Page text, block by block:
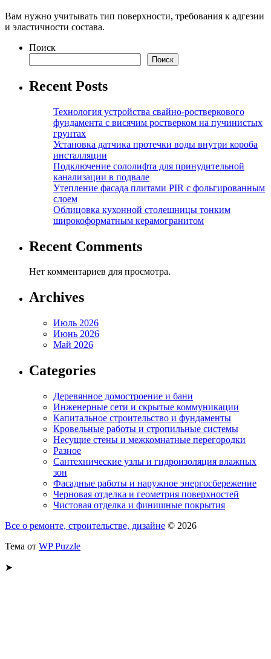
Вам нужно учитывать тип поверхности, требования к адгезии
и эластичности состава.
Поиск
Поиск
Recent Posts
Технология устройства свайно-ростверкового
фундамента с висячим ростверком на пучинистых
грунтах
Установка датчика протечки воды внутри короба
инсталляции
Подключение сололифта для принудительной
канализации в подвале
Утепление фасада плитами PIR с фольгированным
слоем
Облицовка кухонной столешницы тонким
широкоформатным керамогранитом
Recent Comments
Нет комментариев для просмотра.
Archives
Июль 2026
Июнь 2026
Май 2026
Categories
Деревянное домостроение и бани
Инженерные сети и скрытые коммуникации
Капитальное строительство и фундаменты
Кровельные работы и стропильные системы
Несущие стены и межкомнатные перегородки
Разное
Сантехнические узлы и гидроизоляция влажных
зон
Фасадные работы и наружное энергосбережение
Черновая отделка и геометрия поверхностей
Чистовая отделка и финишные покрытия
Все о ремонте, строительстве, дизайне © 2026
Тема от WP Puzzle
➤